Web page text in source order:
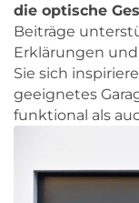
die optische
Beiträge
Erklärungen
Sie sich
geeignetes
funktional als